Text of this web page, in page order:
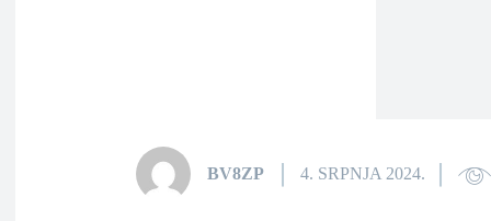
BV8ZP 4. SRPNJA 2024.